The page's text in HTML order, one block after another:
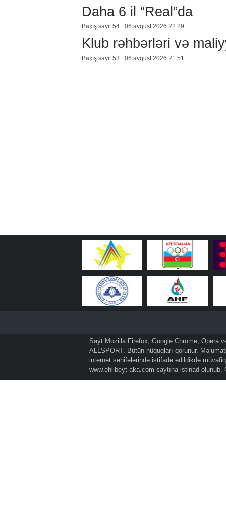
Daha 6 il “Real”da
Baxış sayı: 54 06 avqust 2026 22:29
Klub rəhbərləri və
Baxış sayı: 53 06 avqust 2026 21:51
Sayt Mozilla Firefox, Google Chrome, Opera
ALLSPORT. Bütün hüquqları qorunur.
internet səhifələrində istifadə edildikdə
www.ehlibeyt-aka.com saytına istinad olunub.